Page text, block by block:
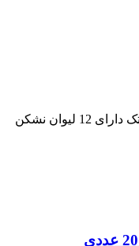
بادکش 12 لیوان کنتک بادکش 12 لیوان کنتک دارای 12 لیوان نشکن